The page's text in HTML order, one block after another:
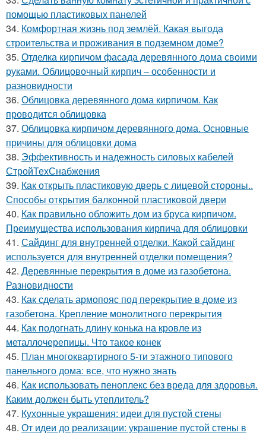
помощью пластиковых панелей
34. Комфортная жизнь под землёй. Какая выгода
строительства и проживания в подземном доме?
35. Отделка кирпичом фасада деревянного дома своими
руками. Облицовочный кирпич – особенности и
разновидности
36. Облицовка деревянного дома кирпичом. Как
проводится облицовка
37. Облицовка кирпичом деревянного дома. Основные
причины для облицовки дома
38. Эффективность и надежность силовых кабелей
СтройТехСнабжения
39. Как открыть пластиковую дверь с лицевой стороны..
Способы открытия балконной пластиковой двери
40. Как правильно обложить дом из бруса кирпичом.
Преимущества использования кирпича для облицовки
41. Сайдинг для внутренней отделки. Какой сайдинг
используется для внутренней отделки помещения?
42. Деревянные перекрытия в доме из газобетона.
Разновидности
43. Как сделать армопояс под перекрытие в доме из
газобетона. Крепление монолитного перекрытия
44. Как подогнать длину конька на кровле из
металлочерепицы. Что такое конек
45. План многоквартирного 5-ти этажного типового
панельного дома: все, что нужно знать
46. Как использовать пеноплекс без вреда для здоровья.
Каким должен быть утеплитель?
47. Кухонные украшения: идеи для пустой стены
48. От идеи до реализации: украшение пустой стены в